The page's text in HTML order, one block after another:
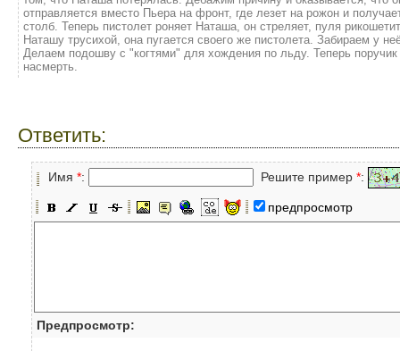
отправляется вместо Пьера на фронт, где лезет на рожон и
столб. Теперь пистолет роняет Наташа, он стреляет, пуля
Наташу трусихой, она пугается своего же пистолета. Забираем у
Делаем подошву с "когтями" для хождения по льду. Теперь
насмерть.
Ответить:
Имя *: Решите пример *:
предпросмотр
Предпросмотр: